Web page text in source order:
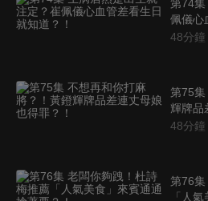
第74集
佩儀心
48分鐘
第75集
輝牌品
48分鐘
第76集
「人